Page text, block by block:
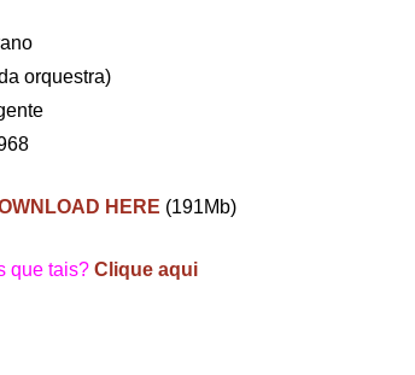
orquestra)
HERE (191Mb)
que tais? Clique aqui